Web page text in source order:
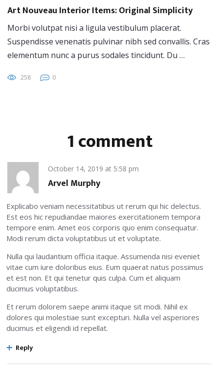
Art Nouveau Interior Items: Original Simplicity
Morbi volutpat nisi a ligula vestibulum placerat.
Suspendisse venenatis pulvinar nibh sed convallis. Cras
elementum nunc a purus sodales tincidunt. Du …
258 0
1 comment
October 14, 2019 at 5:58 pm
Arvel Murphy
Explicabo veniam necessitatibus ut rerum qui hic delectus.
Est eos hic repudiandae maiores exercitationem tempora
tempore enim. Amet eos corporis quo enim consequatur.
Modi rerum dicta voluptatibus ut et voluptate.
Nulla qui laudantium officia itaque. Assumenda nisi eveniet
vitae cum iure doloribus eius. Eum quaerat natus possimus
et est non. Et qui tenetur quis culpa. Cum et aliquam
ducimus voluptatibus.
Et rerum dolorem saepe animi itaque sit modi. Nihil ex
dolores qui molestiae sunt excepturi. Nulla vel asperiores
ducimus et eligendi id repellat.
Reply